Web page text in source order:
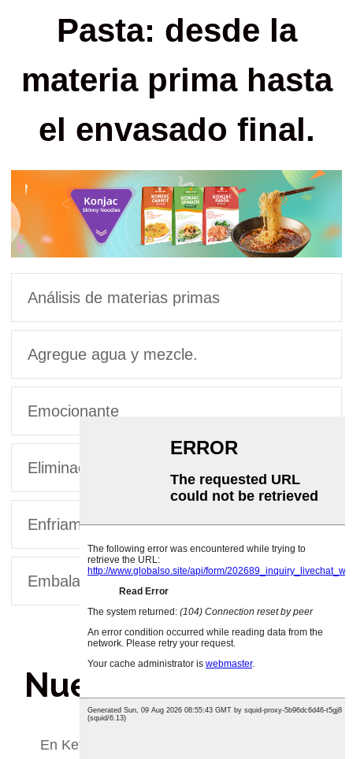
Pasta: desde la
materia prima hasta
el envasado final.
Análisis de materias primas
Agregue agua y mezcle.
Emocionante
Eliminación de moho
Enfriamiento y modelado
Embalaje y empaquetado
Nuestro certificado
En Ketoslim Mo, estamos comprometidos a